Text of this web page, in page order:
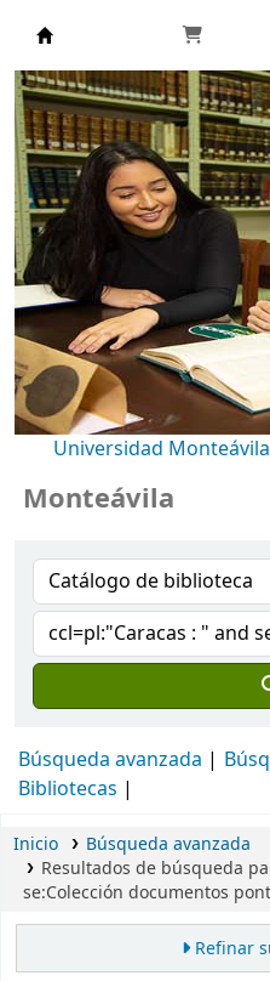
Biblioteca
Universidad Monteávila
Búsqueda avanzada
Bibliotecas
Inicio
Búsqueda avanzada
Resultados de búsqueda
se:Colección documentos
Refinar